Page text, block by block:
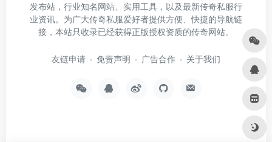
发布站，行业知名网站、实用工具，以及最新传奇私服行
业资讯。为广大传奇私服爱好者提供方便、快捷的导航链
接，本站只收录已经获得正版授权资质的传奇网站。
友链申请 免责声明 广告合作 关于我们